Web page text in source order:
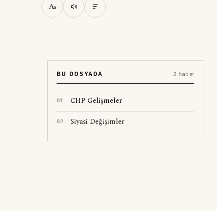
Aa
BU DOSYADA 2 haber
01 CHP Gelişmeler
02 Siyasi Değişimler